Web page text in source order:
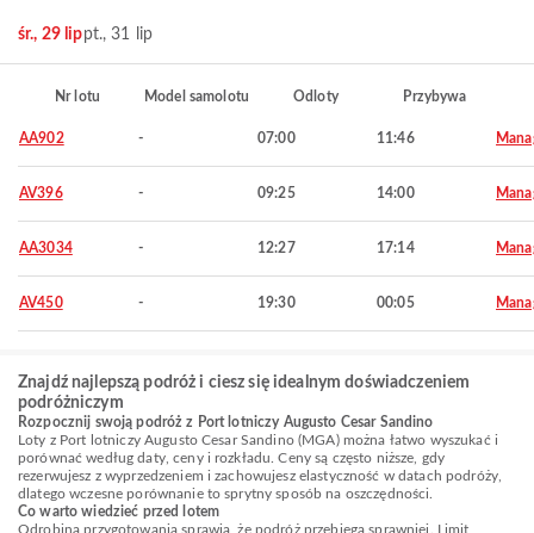
śr., 29 lippt., 31 lip
Nr lotu Model samolotu Odloty Przybywa
AA902 - 07:00 11:46
AV396 - 09:25 14:00
AA3034 - 12:27 17:14
AV450 - 19:30 00:05
Znajdź najlepszą podróż i ciesz się idealnym doświadczeniem
podróżniczym
Rozpocznij swoją podróż z Port lotniczy Augusto Cesar Sandino
Loty z Port lotniczy Augusto Cesar Sandino (MGA) można łatwo wyszukać i
porównać według daty, ceny i rozkładu. Ceny są często niższe, gdy
rezerwujesz z wyprzedzeniem i zachowujesz elastyczność w datach podróży,
dlatego wczesne porównanie to sprytny sposób na oszczędności.
Co warto wiedzieć przed lotem
Odrobina przygotowania sprawia, że podróż przebiega sprawniej. Limit